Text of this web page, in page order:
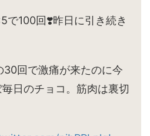
で100回❣️昨日に引き続き
30回で激痛が来たのに今
日のチョコ。筋肉は裏切